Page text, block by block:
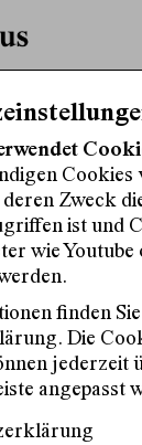
Cookies
Zweck
ist und
wie Youtube
finden
Die
jederzeit
angepasst